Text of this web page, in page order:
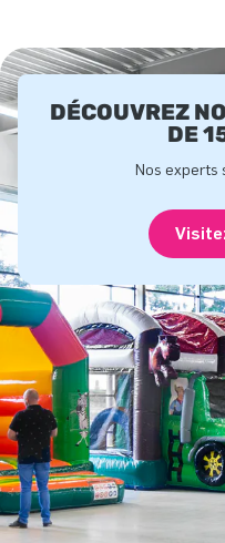
DÉCOUVREZ
DE
Nos experts